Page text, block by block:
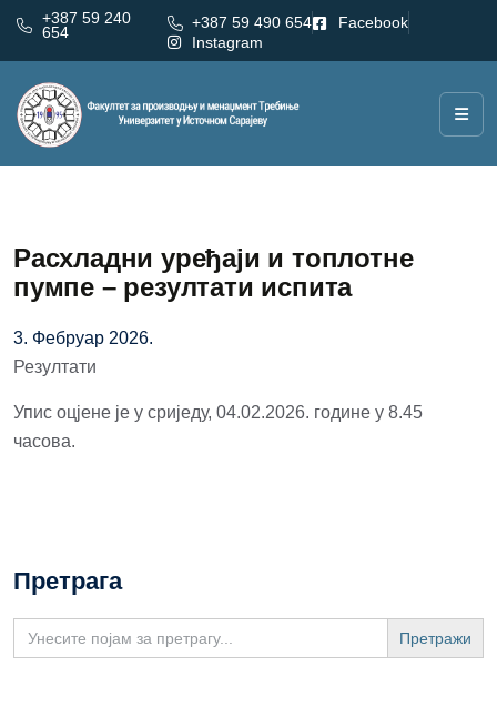
+387 59 240
654
+387 59 490 654
Facebook
Instagram
Расхладни уређаји и топлотне
пумпе – резултати испита
3. Фебруар 2026.
Резултати
Упис оцјене је у сриједу, 04.02.2026. године у 8.45
часова.
Претрага
Search
for: